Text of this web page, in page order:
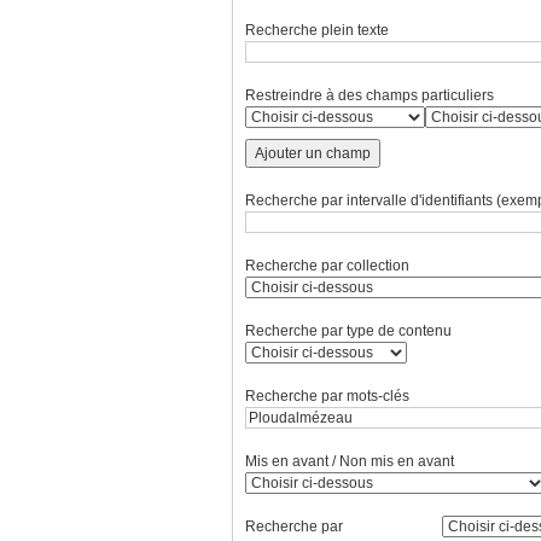
Recherche plein texte
Restreindre à des champs particuliers
Ajouter un champ
Recherche par intervalle d'identifiants
Recherche par collection
Recherche par type de contenu
Recherche par mots-clés
Mis en avant / Non mis en avant
Recherche par